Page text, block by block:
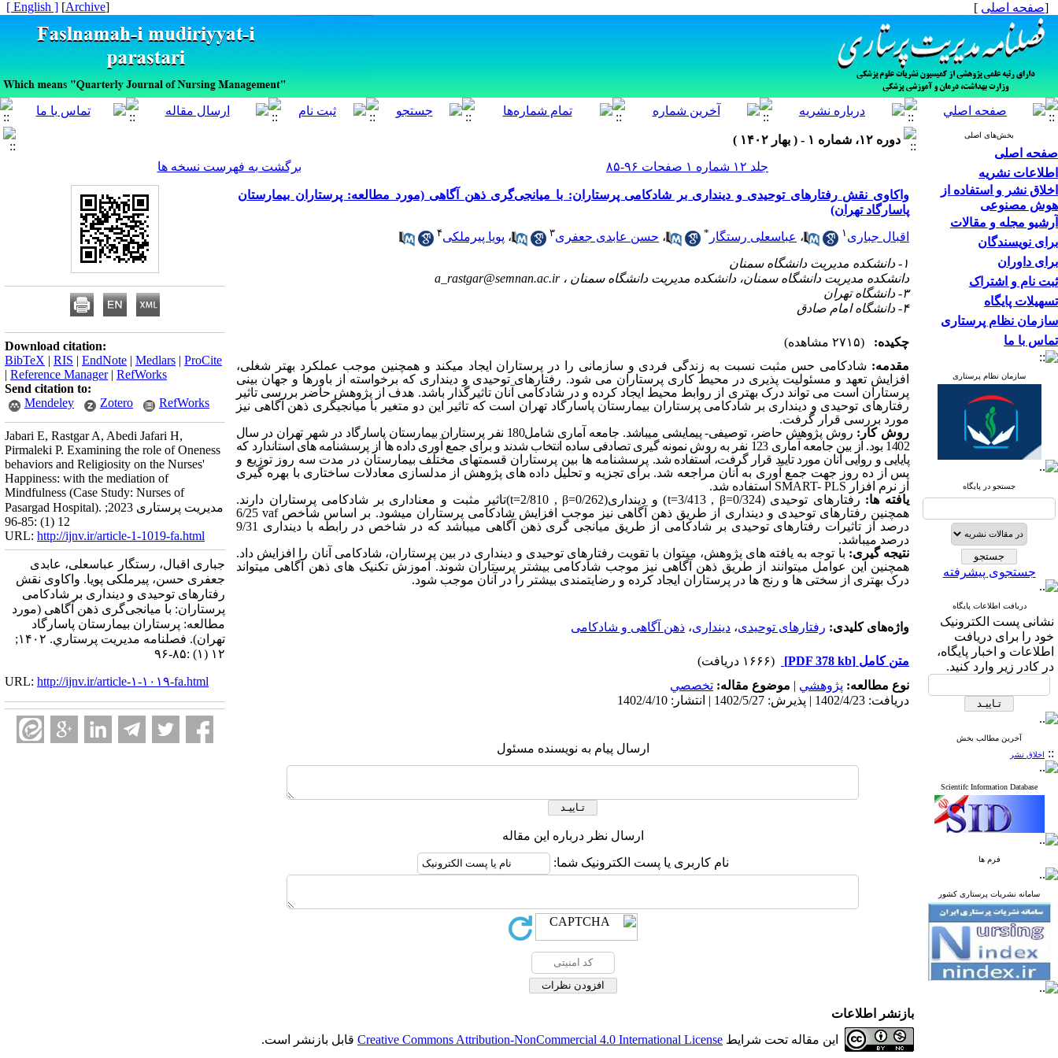
[صفحه اصلی ]
[
Archive
]
[ English ]
بخش‌های اصلی
صفحه اصلی
اطلاعات نشریه
اخلاق نشر و استفاده از
هوش مصنوعی
آرشیو مجله و مقالات
برای نویسندگان
برای داوران
ثبت نام و اشتراک
تسهیلات پایگاه
سازمان نظام پرستاری
تماس با ما
سازمان نظام پرستاری
جستجو در پایگاه
جستجوی پیشرفته
دریافت اطلاعات پایگاه
نشانی پست الکترونیک
خود را برای دریافت
اطلاعات و اخبار پایگاه،
در کادر زیر وارد کنید.
آخرین مطالب بخش
:: اخلاق نشر
Scientifc Information Database
فرم ها
سامانه نشریات پرستاری کشور
دوره ۱۲، شماره ۱ - ( بهار ۱۴۰۲ )
جلد ۱۲ شماره ۱ صفحات ۹۶-۸۵
برگشت به فهرست نسخه ها
واکاوی نقش رفتارهای توحیدی و دینداری بر شادکامی پرستاران: با میانجی‌گری ذهن آگاهی (مورد مطالعه: پرستاران بیمارستان
پاسارگاد تهران)
اقبال جباری ۱ ، عباسعلی رستگار * ، حسن عابدی جعفری۳ ، پویا پیرملکی۴
۱- دانشکده مدیریت دانشگاه سمنان
دانشکده مدیریت دانشگاه سمنان، دانشکده مدیریت دانشگاه سمنان ،a_rastgar@semnan.ac.ir
۳- دانشگاه تهران
۴- دانشگاه امام صادق
چکیده:
(۲۷۱۵ مشاهده)
مقدمه: شادکامی حس مثبت نسبت به زندگی فردی و سازمانی را در پرستاران ایجاد می­کند و همچنین موجب عملکرد بهتر شغلی،
افزایش تعهد و مسئولیت ­پذیری در محیط کاری پرستاران می ­شود. رفتارهای توحیدی و دینداری که برخواسته از باورها و جهان­ بینی
پرستاران است می ­تواند درک بهتری از روابط محیط ایجاد کرده و در شادکامی آنان تاثیرگذار باشد. هدف از پژوهش حاضر بررسی تاثیر
رفتارهای توحیدی و دینداری بر شادکامی پرستاران بیمارستان پاسارگاد تهران است که تاثیر این دو متغیر با میانجی­گری ذهن آگاهی نیز
مورد بررسی قرار گرفت.
روش­ کار:
روش پژوهش حاضر، توصیفی- پیمایشی می­باشد. جامعه آماری شامل180 نفر پرستاران بیمارستان پاسارگاد در شهر تهران در سال
1402 بود. از بین جامعه آماری 123 نفر به روش نمونه­ گیری تصادفی ساده انتخاب­ شدند و برای جمع­ آوری داده­ ها از پرسشنامه­ های استاندارد که
پایایی و روایی آنان مورد تایید قرار گرفت، استفاده شد. پرسشنامه ­ها بین پرستاران قسمت­های مختلف بیمارستان در مدت سه روز توزیع و
پس از ده روز جهت جمع ­آوری به آنان مراجعه شد. برای تجزیه و تحلیل داده­ های پژوهش از مدلسازی معادلات ساختاری با بهره­ گیری
از نرم افزار SMART- PLS استفاده شد.
یافته ­ها: رفتارهای توحیدی (t=3/413 , β=0/324) و دینداری(t=2/810 , β=0/262)تاثیر مثبت و معناداری بر شادکامی پرستاران دارند.
همچنین رفتارهای توحیدی و دینداری از طریق ذهن­ آگاهی نیز موجب افزایش شادکامی پرستاران می­شود. بر اساس شاخصvaf
6/25
درصد از تاثیرات رفتارهای توحیدی بر شادکامی از طریق میانجی­ گری ذهن ­آگاهی می­باشد که در شاخص در رابطه با دینداری 9/31
درصد می­باشد.
نتیجه ­گیری: با توجه به یافته­ های پژوهش، می­توان با تقویت رفتارهای توحیدی و دینداری در بین پرستاران، شادکامی آنان را افزایش داد.
همچنین این عوامل می­توانند از طریق ذهن­ آگاهی نیز موجب شادکامی بیشتر پرستاران شوند. آموزش­ تکنیک ­های ذهن­ آگاهی می­تواند
درک بهتری از سختی­ ها و رنج ­ها در پرستاران ایجاد کرده و رضایتمندی بیشتر را در آنان موجب شود.
واژه‌های کلیدی: رفتارهای توحیدی، دینداری، ذهن آگاهی و شادکامی
متن کامل [PDF 378 kb]
(۱۶۶۶ دریافت)
نوع مطالعه: پژوهشي | موضوع مقاله: تخصصي
دریافت: 1402/4/23 | پذیرش: 1402/5/27 | انتشار: 1402/4/10
ارسال پیام به نویسنده مسئول
ارسال نظر درباره این مقاله
نام کاربری یا پست الکترونیک شما:
Download citation:
BibTeX | RIS | EndNote | Medlars | ProCite
| Reference Manager| RefWorks
Send citation to:
Mendeley
Zotero RefWorks
Jabari E, Rastgar A, Abedi Jafari H,
Pirmaleki P. Examining the role of Oneness
behaviors and Religiosity on the Nurses'
Happiness: with the mediation of
Mindfulness (Case Study: Nurses of
Pasargad Hospital). مدیریت پرستاری 2023;
12 (1) :85-96
URL: http://ijnv.ir/article-1-1019-fa.html
جباری اقبال، رستگار عباسعلی، عابدی
جعفری حسن، پیرملکی پویا. واکاوی نقش
رفتارهای توحیدی و دینداری بر شادکامی
پرستاران: با میانجی‌گری ذهن آگاهی (مورد
مطالعه: پرستاران بیمارستان پاسارگاد
تهران). فصلنامه مديريت پرستاري. ۱۴۰۲;
۱۲ (۱) :۸۵-۹۶
URL: http://ijnv.ir/article-۱-۱۰۱۹-fa.html
بازنشر اطلاعات
این مقاله تحت شرایط Creative Commons Attribution-NonCommercial 4.0 International License قابل بازنشر است.